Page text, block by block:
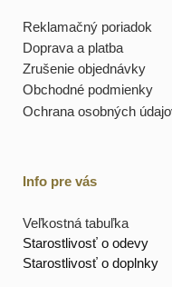
Reklamačný poriadok
Doprava a platba
Zrušenie objednávky
Obchodné podmienky
Ochrana osobných
Info pre vás
Veľkostná tabuľka
Starostlivosť o odevy
Starostlivosť o doplnky